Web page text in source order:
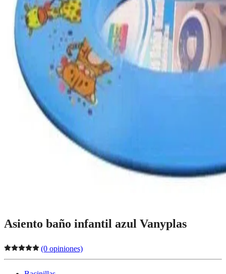
Asiento baño infantil azul Vanyplas
(0 opiniones)